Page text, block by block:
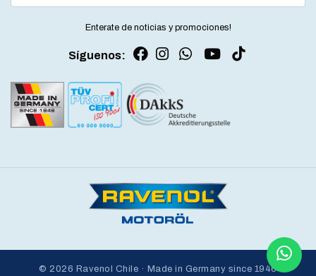
Enterate de noticias y promociones!
Síguenos:
© 2026 Ravenol Chile · Made in Germany since 1946